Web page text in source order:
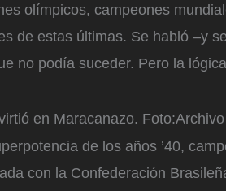
olímpicos, campeones
de estas últimas. Se habló –y
no podía suceder. Pero la
en Maracanazo. Foto:
de los años ’40,
con la Confederación